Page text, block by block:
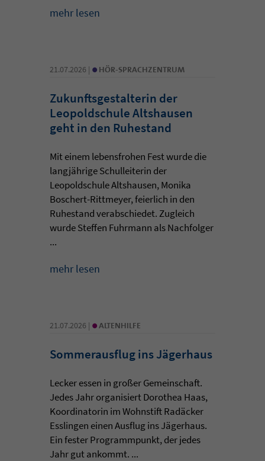
mehr lesen
21.07.2026 | • HÖR-SPRACHZENTRUM
Zukunftsgestalterin der
Leopoldschule Altshausen
geht in den Ruhestand
Mit einem lebensfrohen Fest wurde die
langjährige Schulleiterin der
Leopoldschule Altshausen, Monika
Boschert-Rittmeyer, feierlich in den
Ruhestand verabschiedet. Zugleich
wurde Steffen Fuhrmann als Nachfolger
...
mehr lesen
21.07.2026 | • ALTENHILFE
Sommerausflug ins Jägerhaus
Lecker essen in großer Gemeinschaft.
Jedes Jahr organisiert Dorothea Haas,
Koordinatorin im Wohnstift Radäcker
Esslingen einen Ausflug ins Jägerhaus.
Ein fester Programmpunkt, der jedes
Jahr gut ankommt. ...